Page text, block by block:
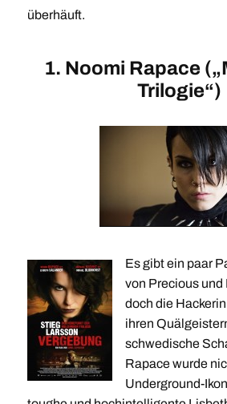
überhäuft.
1. Noomi Rapace
Trilogie“)
Es gibt ein paar
von Precious und
doch die
ihren
schwedische
Rapace wurde
Underground-